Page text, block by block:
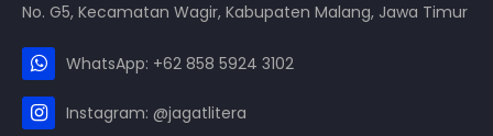
No. G5, Kecamatan Wagir, Kabupaten Malang, Jawa Timur
WhatsApp: +62 858 5924 3102
Instagram: @jagatlitera